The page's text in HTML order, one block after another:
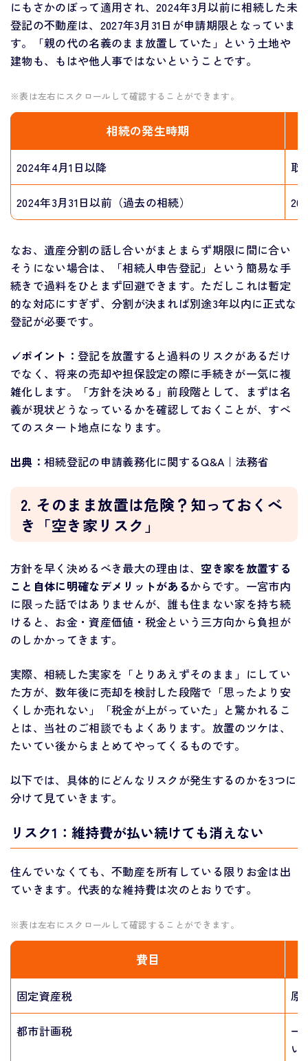
にもさかのぼって適用され、2024年3月以前に相続した未
登記の不動産は、2027年3月31日が申請期限となっていま
す。「親の代の名義のまま放置していた」という土地や
建物も、もはや他人事ではないということです。
※表は左右にスクロールして確認することができます。
相続の発生時期
2024年4月1日以降 取
2024年3月31日以前（過去の相続）
なお、遺産分割の話し合いがまとまらず期限に間に合い
そうにない場合は、「相続人申告登記」という簡易な手
続きで過料をひとまず回避できます。ただしこれは暫定
的な対応にすぎず、分割が決まれば別途3年以内に正式な
登記が必要です。
✓ポイント： 登記を放置すると過料のリスクがあるだけ
でなく、将来の売却や担保設定の際に手続きが一気に複
雑化します。「方針を決める」前段階として、まずは名
義が現状どうなっているかを確認しておくことが、すべ
てのスタート地点になります。
出典： 相続登記の申請義務化に関するQ&A｜法務省
2. そのまま放置は危険？知っておくべ
き「空き家リスク」
方針を早く決めるべき最大の理由は、空き家を放置する
こと自体に明確なデメリットがあるからです。一宮市内
に限った話ではありませんが、誰も住まない家を持ち続
けると、お金・資産価値・税金という三方向から負担が
のしかかってきます。
実際、相続した実家を「とりあえずそのまま」にしてい
た方が、数年後に売却を検討した段階で「思ったより安
くしか売れない」「税金が上がっていた」と驚かれるこ
とは、当社のご相談でもよくあります。放置のツケは、
たいてい後からまとめてやってくるものです。
以下では、具体的にどんなリスクが発生するのかを3つに
分けて見ていきます。
リスク1：維持費が払い続けても消えない
住んでいなくても、不動産を所有している限りお金は出
ていきます。代表的な維持費は次のとおりです。
※表は左右にスクロールして確認することができます。
費目
固定資産税 原
都市計画税
一
い